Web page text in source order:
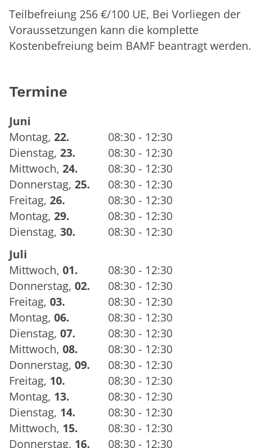
Teilbefreiung 256 €/100 UE, Bei Vorliegen der
Voraussetzungen kann die komplette
Kostenbefreiung beim BAMF beantragt werden.
Termine
Juni
Montag, 22.
08:30 - 12:30
Dienstag, 23.
08:30 - 12:30
Mittwoch, 24.
08:30 - 12:30
Donnerstag, 25.
08:30 - 12:30
Freitag, 26.
08:30 - 12:30
Montag, 29.
08:30 - 12:30
Dienstag, 30.
08:30 - 12:30
Juli
Mittwoch, 01.
08:30 - 12:30
Donnerstag, 02.
08:30 - 12:30
Freitag, 03.
08:30 - 12:30
Montag, 06.
08:30 - 12:30
Dienstag, 07.
08:30 - 12:30
Mittwoch, 08.
08:30 - 12:30
Donnerstag, 09.
08:30 - 12:30
Freitag, 10.
08:30 - 12:30
Montag, 13.
08:30 - 12:30
Dienstag, 14.
08:30 - 12:30
Mittwoch, 15.
08:30 - 12:30
Donnerstag, 16. 08:30 - 12:30